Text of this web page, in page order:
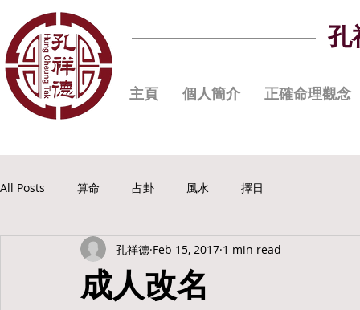
孔
主頁 個人簡介 正確命理觀念
All Posts 算命 占卦 風水 擇日
成人改名
孔祥德 Feb 15, 2017 1 min read